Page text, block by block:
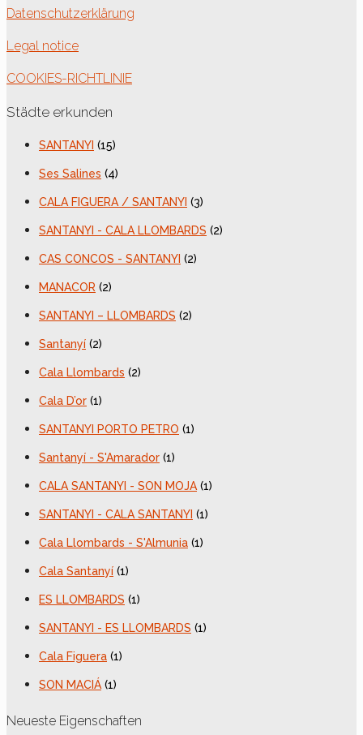
Datenschutzerklärung
Legal notice
COOKIES-RICHTLINIE
Städte erkunden
SANTANYI (15)
Ses Salines (4)
CALA FIGUERA / SANTANYI (3)
SANTANYI - CALA LLOMBARDS (2)
CAS CONCOS - SANTANYI (2)
MANACOR (2)
SANTANYI – LLOMBARDS (2)
Santanyí (2)
Cala Llombards (2)
Cala D’or (1)
SANTANYI PORTO PETRO (1)
Santanyí - S'Amarador (1)
CALA SANTANYI - SON MOJA (1)
SANTANYI - CALA SANTANYI (1)
Cala Llombards - S'Almunia (1)
Cala Santanyí (1)
ES LLOMBARDS (1)
SANTANYI - ES LLOMBARDS (1)
Cala Figuera (1)
SON MACIÁ (1)
Neueste Eigenschaften